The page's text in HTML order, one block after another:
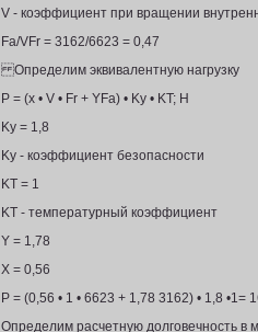
V - коэффициент при вращении
Fa/VFr = 3162/6623 = 0,47
Определим эквивалентную нагрузку
Р = (x • V • Fr + YFa) • Kу • KT; Н
Kу = 1,8
Kу - коэффициент безопасности
KT = 1
KT - температурный коэффициент
Y = 1,78
X = 0,56
Р = (0,56 • 1 • 6623 + 1,78 3162) • 1,8 •1=
Определим расчетную долговечность в